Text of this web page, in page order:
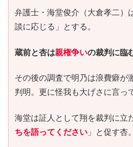
弁護士・海堂俊介（大倉孝二）
談に応じる」とする。
蔵前と杏は親権争いの裁判に臨
その後の調査で明乃は浪費癖が
判明。更に怪我も大げさに言っ
海堂は証人として翔を裁判に立
ちを語ってください 」と促す杏。